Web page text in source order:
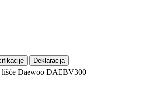
Deklaracija
lišće Daewoo DAEBV300